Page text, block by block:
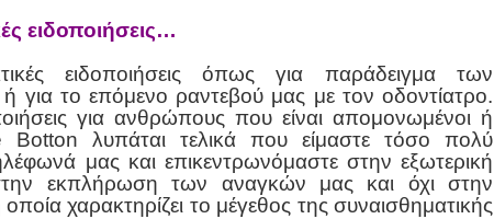
ειδοποιήσεις…
ειδοποιήσεις όπως για παράδειγμα των
για το επόμενο ραντεβού μας με τον οδοντίατρο.
για ανθρώπους που είναι απομονωμένοι ή
Botton λυπάται τελικά που είμαστε τόσο πολύ
μας και επικεντρωνόμαστε στην εξωτερική
εκπλήρωση των αναγκών μας και όχι στην
χαρακτηρίζει το μέγεθος της συναισθηματικής